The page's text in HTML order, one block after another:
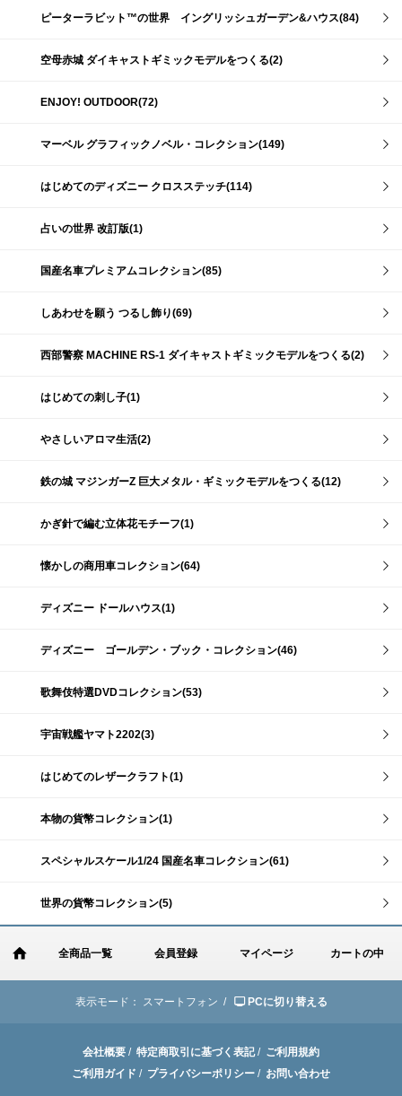
ピーターラビット™の世界 イングリッシュガーデン&ハウス(84)
空母赤城 ダイキャストギミックモデルをつくる(2)
ENJOY! OUTDOOR(72)
マーベル グラフィックノベル・コレクション(149)
はじめてのディズニー クロスステッチ(114)
占いの世界 改訂版(1)
国産名車プレミアムコレクション(85)
しあわせを願う つるし飾り(69)
西部警察 MACHINE RS-1 ダイキャストギミックモデルをつくる(2)
はじめての刺し子(1)
やさしいアロマ生活(2)
鉄の城 マジンガーZ 巨大メタル・ギミックモデルをつくる(12)
かぎ針で編む立体花モチーフ(1)
懐かしの商用車コレクション(64)
ディズニー ドールハウス(1)
ディズニー ゴールデン・ブック・コレクション(46)
歌舞伎特選DVDコレクション(53)
宇宙戦艦ヤマト2202(3)
はじめてのレザークラフト(1)
本物の貨幣コレクション(1)
スペシャルスケール1/24 国産名車コレクション(61)
世界の貨幣コレクション(5)
全商品一覧 会員登録 マイページ カートの中
表示モード： スマートフォン / PCに切り替える
会社概要 / 特定商取引に基づく表記/ ご利用規約
ご利用ガイド / プライバシーポリシー / お問い合わせ